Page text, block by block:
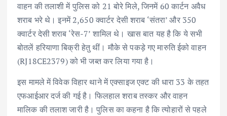
वाहन की तलाशी में पुलिस को 21 बोरे मिले, जिनमें 60 कार्टन अवैध
शराब भरे थे। इनमें 2,650 क्वार्टर देसी शराब ‘संतरा’ और 350
क्वार्टर देसी शराब ‘रेस-7’ शामिल थे। खास बात यह है कि ये सभी
बोतलें हरियाणा बिक्री हेतु थीं। मौके से पकड़े गए मारुति ईको वाहन
(RJ18CE2379) को भी जब्त कर लिया गया है।
इस मामले में विवेक विहार थाने में एक्साइज एक्ट की धारा 33 के तहत
एफआईआर दर्ज की गई है। फिलहाल शराब तस्कर और वाहन
मालिक की तलाश जारी है। पुलिस का कहना है कि त्योहारों से पहले